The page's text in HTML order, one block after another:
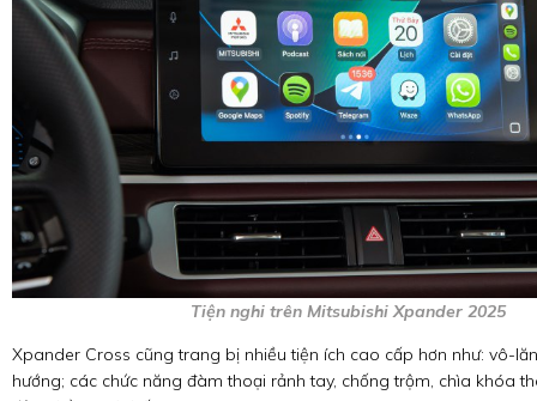
Tiện nghi trên Mitsubishi Xpander 2025
Xpander Cross cũng trang bị nhiều tiện ích cao cấp hơn như: vô-
hướng; các chức năng đàm thoại rảnh tay, chống trộm, chìa khóa